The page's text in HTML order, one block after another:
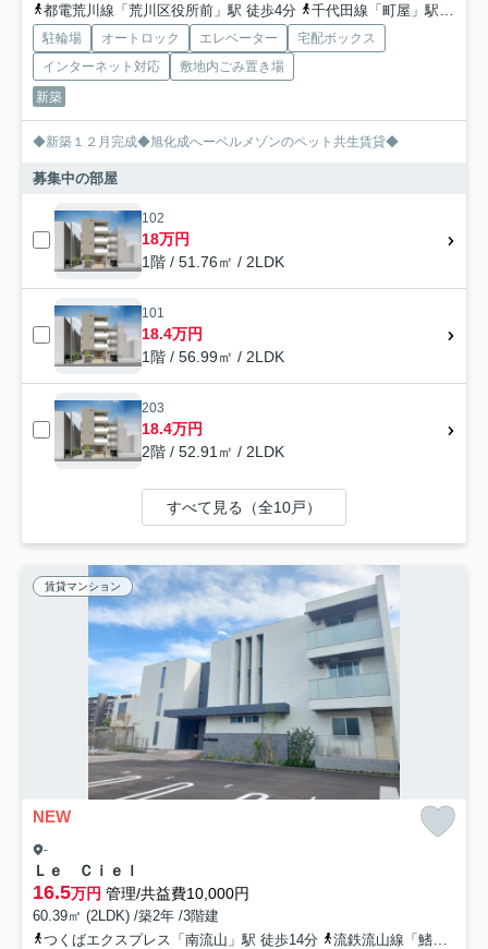
都電荒川線「荒川区役所前」駅 徒歩4分
千代田線「町屋」駅 徒歩14分
駐輪場 オートロック エレベーター
宅配ボックス
インターネット対応
敷地内ごみ置き場
新築
◆新築１２月完成◆旭化成へーベルメゾンのペット共生賃貸◆
募集中の部屋
102
18万円
1階 / 51.76㎡ / 2LDK
101
18.4万円
1階 / 56.99㎡ / 2LDK
203
18.4万円
2階 / 52.91㎡ / 2LDK
すべて見る（全10戸）
賃貸マンション
NEW
-
Ｌｅ Ｃｉｅｌ
16.5万円 管理/共益費10,000円
60.39㎡ (2LDK) /築2年 /3階建
つくばエクスプレス「南流山」駅 徒歩14分
流鉄流山線「鰭ヶ崎」駅 徒歩23分